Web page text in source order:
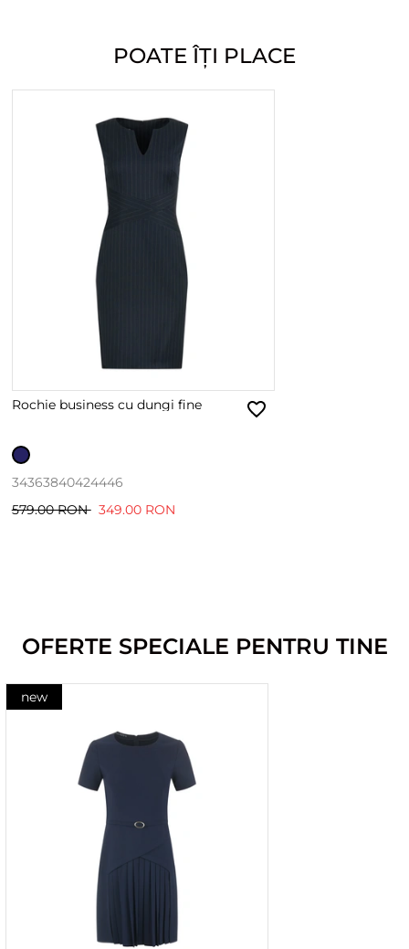
POATE ÎȚI PLACE
Rochie business cu dungi fine
34363840424446
579.00 RON 349.00 RON
OFERTE SPECIALE PENTRU TINE
new